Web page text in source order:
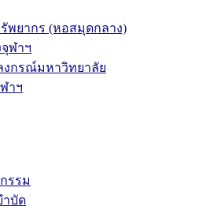
พยากร (หอสมุดกลาง)
ฬาฯ
กรณ์มหาวิทยาลัย
าฯ
รรม
ำบัด